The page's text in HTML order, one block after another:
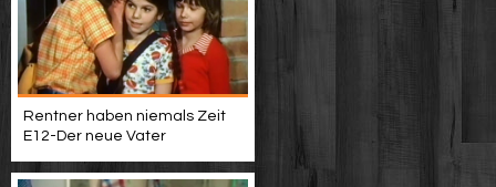
Rentner haben niemals Zeit
E12-Der neue Vater